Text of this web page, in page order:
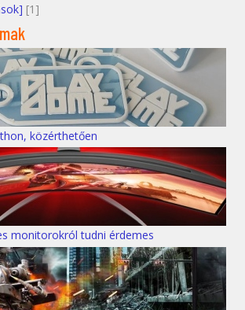
[1]
közérthetően
monitorokról tudni érdemes